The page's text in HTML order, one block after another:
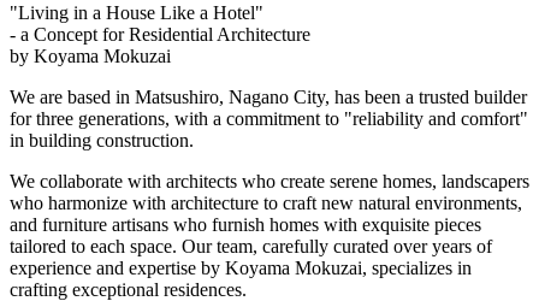
"Living in a House Like a Hotel"
- a Concept for Residential Architecture
by Koyama Mokuzai
We are based in Matsushiro, Nagano City, has been a trusted builder
for three generations, with a commitment to "reliability and comfort"
in building construction.
We collaborate with architects who create serene homes, landscapers
who harmonize with architecture to craft new natural environments,
and furniture artisans who furnish homes with exquisite pieces
tailored to each space. Our team, carefully curated over years of
experience and expertise by Koyama Mokuzai, specializes in
crafting exceptional residences.